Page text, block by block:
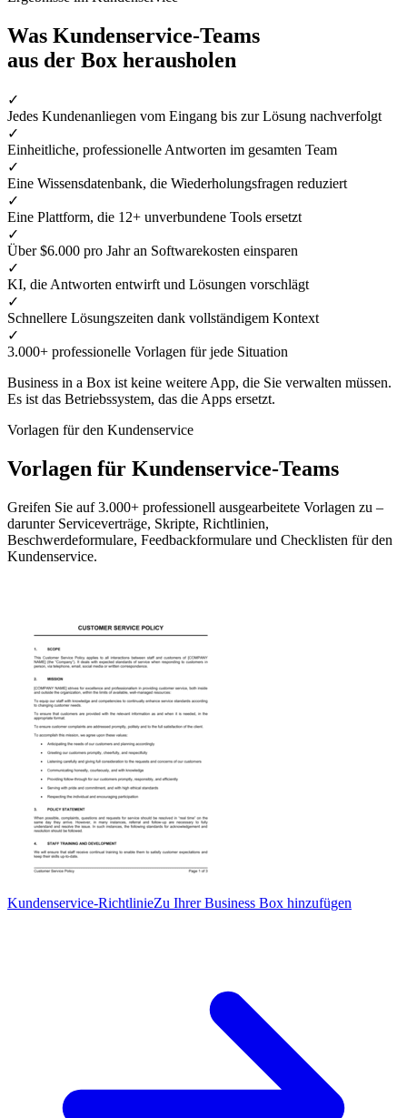
Was Kundenservice-Teams
aus der Box herausholen
✓
Jedes Kundenanliegen vom Eingang bis zur Lösung nachverfolgt
✓
Einheitliche, professionelle Antworten im gesamten Team
✓
Eine Wissensdatenbank, die Wiederholungsfragen reduziert
✓
Eine Plattform, die 12+ unverbundene Tools ersetzt
✓
Über $6.000 pro Jahr an Softwarekosten einsparen
✓
KI, die Antworten entwirft und Lösungen vorschlägt
✓
Schnellere Lösungszeiten dank vollständigem Kontext
✓
3.000+ professionelle Vorlagen für jede Situation
Business in a Box ist keine weitere App, die Sie verwalten müssen.
Es ist das Betriebssystem, das die Apps ersetzt.
Vorlagen für den Kundenservice
Vorlagen für Kundenservice-Teams
Greifen Sie auf 3.000+ professionell ausgearbeitete Vorlagen zu –
darunter Serviceverträge, Skripte, Richtlinien,
Beschwerdeformulare, Feedbackformulare und Checklisten für den
Kundenservice.
Kundenservice-RichtlinieZu Ihrer Business Box hinzufügen